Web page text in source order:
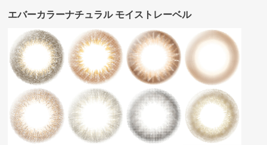
エバーカラーナチュラル モイストレーベル